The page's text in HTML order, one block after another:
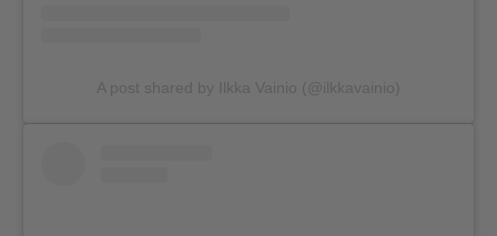
A post shared by Ilkka Vainio (@ilkkavainio)